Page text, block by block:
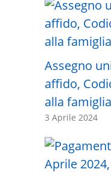
Assegno
affido,
alla
3 Aprile 2024